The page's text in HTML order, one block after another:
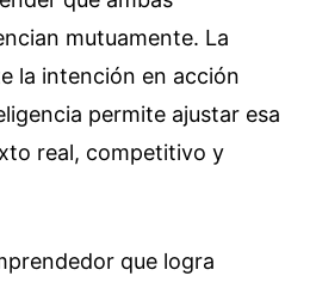
mutuamente. La
la intención en acción
permite ajustar esa
real, competitivo y
que logra